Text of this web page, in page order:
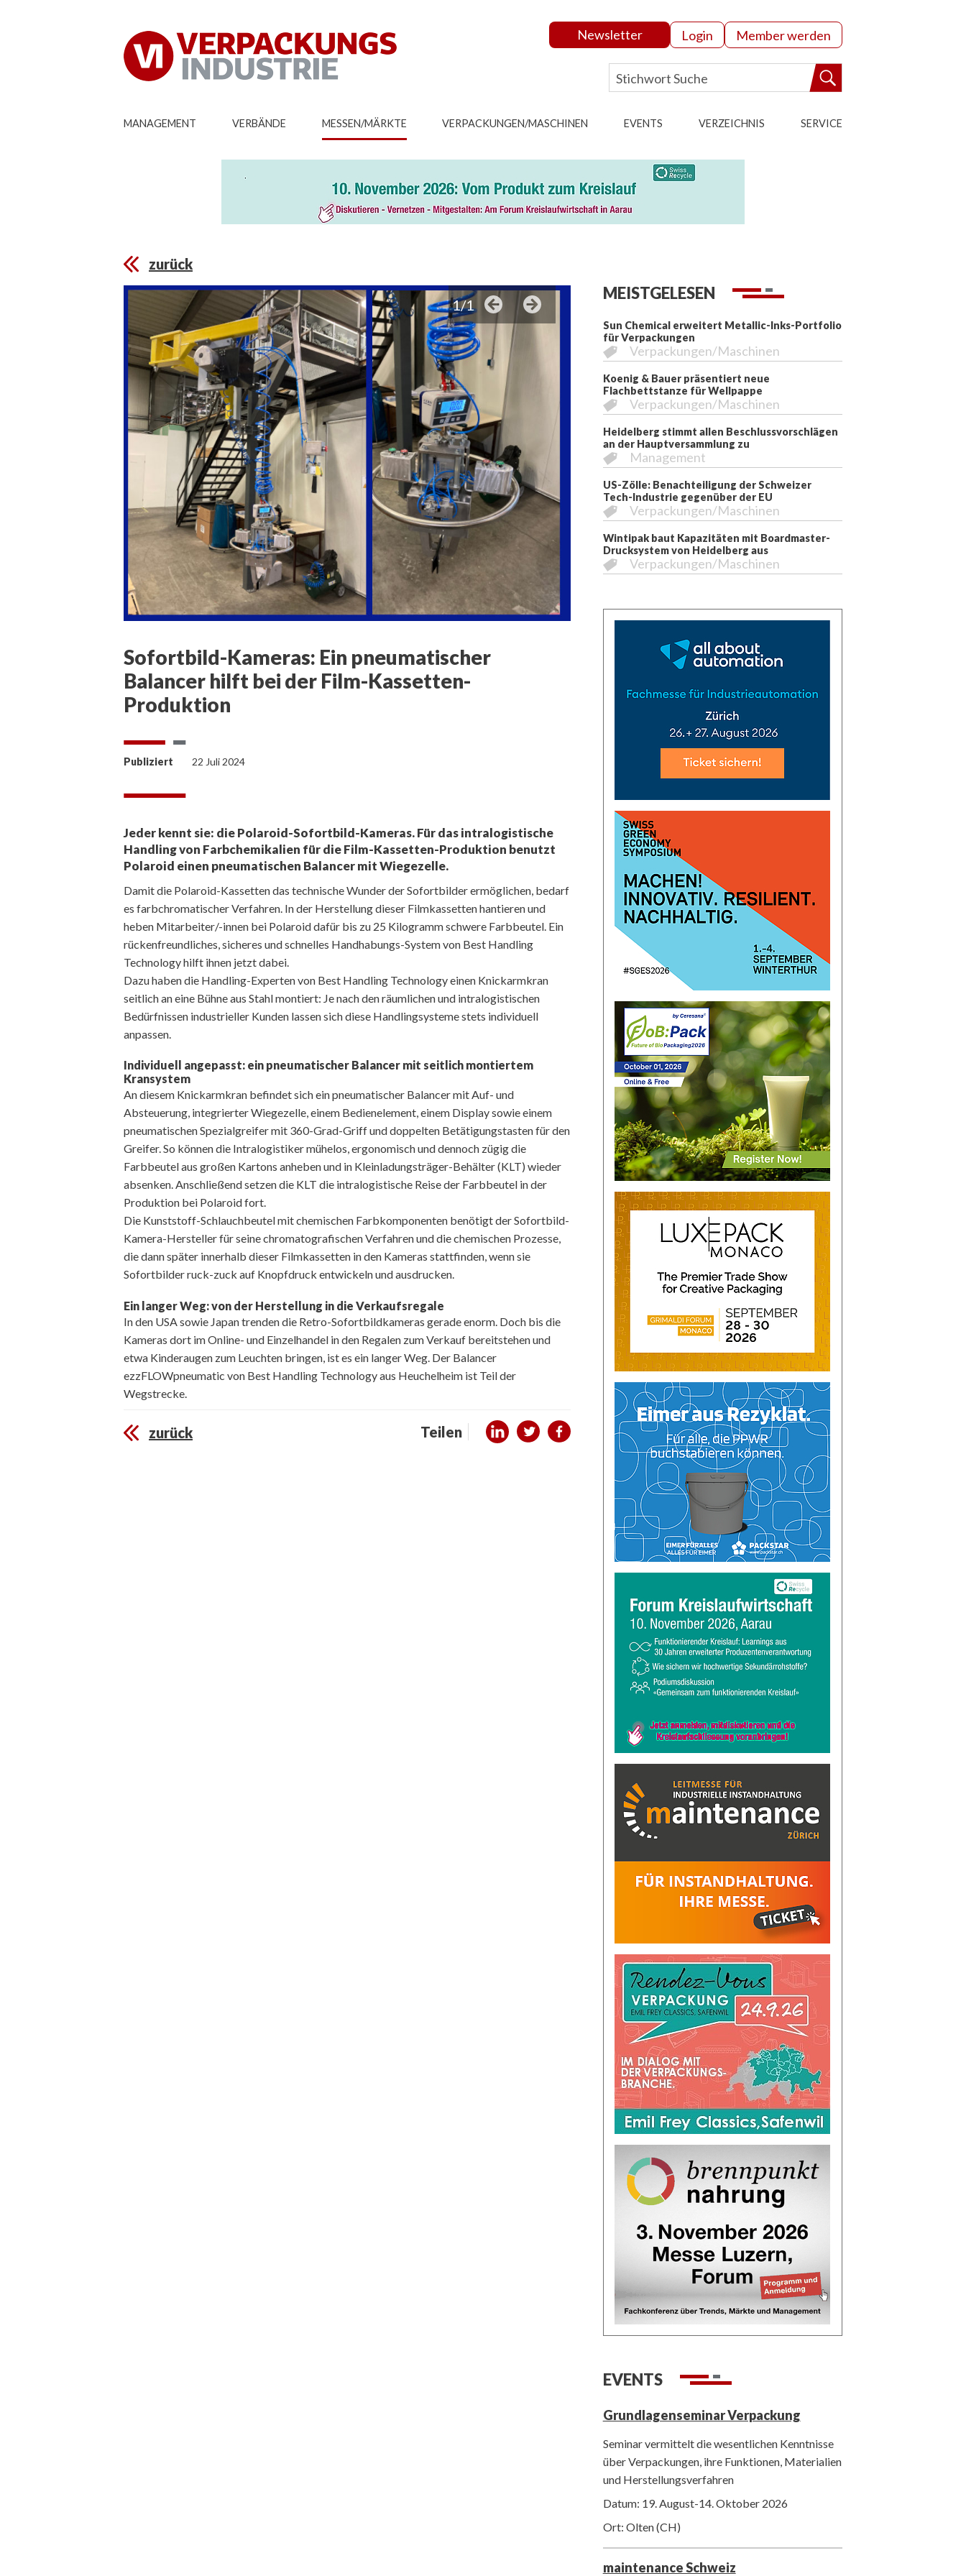
Newsletter Login Member werden
MANAGEMENT VERBÄNDE MESSEN/MÄRKTE VERPACKUNGEN/MASCHINEN EVENTS VERZEICHNIS SERVICE
zurück
1/1
Sofortbild-Kameras: Ein pneumatischer
Balancer hilft bei der Film-Kassetten-
Produktion
Publiziert 22 Juli 2024
Jeder kennt sie: die Polaroid-Sofortbild-Kameras. Für das intralogistische
Handling von Farbchemikalien für die Film-Kassetten-Produktion benutzt
Polaroid einen pneumatischen Balancer mit Wiegezelle.
Damit die Polaroid-Kassetten das technische Wunder der Sofortbilder ermöglichen, bedarf
es farbchromatischer Verfahren. In der Herstellung dieser Filmkassetten hantieren und
heben Mitarbeiter/-innen bei Polaroid dafür bis zu 25 Kilogramm schwere Farbbeutel. Ein
rückenfreundliches, sicheres und schnelles Handhabungs-System von Best Handling
Technology hilft ihnen jetzt dabei.
Dazu haben die Handling-Experten von Best Handling Technology einen Knickarmkran
seitlich an eine Bühne aus Stahl montiert: Je nach den räumlichen und intralogistischen
Bedürfnissen industrieller Kunden lassen sich diese Handlingsysteme stets individuell
anpassen.
Individuell angepasst: ein pneumatischer Balancer mit seitlich montiertem
Kransystem
An diesem Knickarmkran befindet sich ein pneumatischer Balancer mit Auf- und
Absteuerung, integrierter Wiegezelle, einem Bedienelement, einem Display sowie einem
pneumatischen Spezialgreifer mit 360-Grad-Griff und doppelten Betätigungstasten für den
Greifer. So können die Intralogistiker mühelos, ergonomisch und dennoch zügig die
Farbbeutel aus großen Kartons anheben und in Kleinladungsträger-Behälter (KLT) wieder
absenken. Anschließend setzen die KLT die intralogistische Reise der Farbbeutel in der
Produktion bei Polaroid fort.
Die Kunststoff-Schlauchbeutel mit chemischen Farbkomponenten benötigt der Sofortbild-
Kamera-Hersteller für seine chromatografischen Verfahren und die chemischen Prozesse,
die dann später innerhalb dieser Filmkassetten in den Kameras stattfinden, wenn sie
Sofortbilder ruck-zuck auf Knopfdruck entwickeln und ausdrucken.
Ein langer Weg: von der Herstellung in die Verkaufsregale
In den USA sowie Japan trenden die Retro-Sofortbildkameras gerade enorm. Doch bis die
Kameras dort im Online- und Einzelhandel in den Regalen zum Verkauf bereitstehen und
etwa Kinderaugen zum Leuchten bringen, ist es ein langer Weg. Der Balancer
ezzFLOWpneumatic von Best Handling Technology aus Heuchelheim ist Teil der
Wegstrecke.
zurück Teilen
MEISTGELESEN
Sun Chemical erweitert Metallic-Inks-Portfolio
für Verpackungen
Verpackungen/Maschinen
Koenig & Bauer präsentiert neue
Flachbettstanze für Wellpappe
Verpackungen/Maschinen
Heidelberg stimmt allen Beschlussvorschlägen
an der Hauptversammlung zu
Management
US-Zölle: Benachteiligung der Schweizer
Tech-Industrie gegenüber der EU
Verpackungen/Maschinen
Wintipak baut Kapazitäten mit Boardmaster-
Drucksystem von Heidelberg aus
Verpackungen/Maschinen
EVENTS
Grundlagenseminar Verpackung
Seminar vermittelt die wesentlichen Kenntnisse
über Verpackungen, ihre Funktionen, Materialien
und Herstellungsverfahren
Datum: 19. August-14. Oktober 2026
Ort: Olten (CH)
maintenance Schweiz